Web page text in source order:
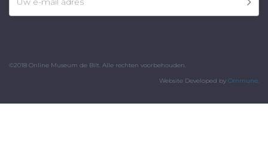
©2018 Online Museum de Bilt. Alle rechten voorbehouden.
Website Developed by Ommune